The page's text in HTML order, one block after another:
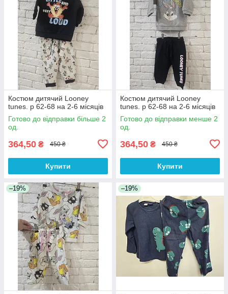
Костюм дитячий Looney
tunes. р 62-68 на 2-6 місяців
Готово до відправки більше 2
од.
364,50 ₴ 450 ₴
Купити
Костюм дитячий Looney
tunes. р 62-68 на 2-6 місяців
Готово до відправки менше 2
од.
364,50 ₴ 450 ₴
Купити
–19% –19%